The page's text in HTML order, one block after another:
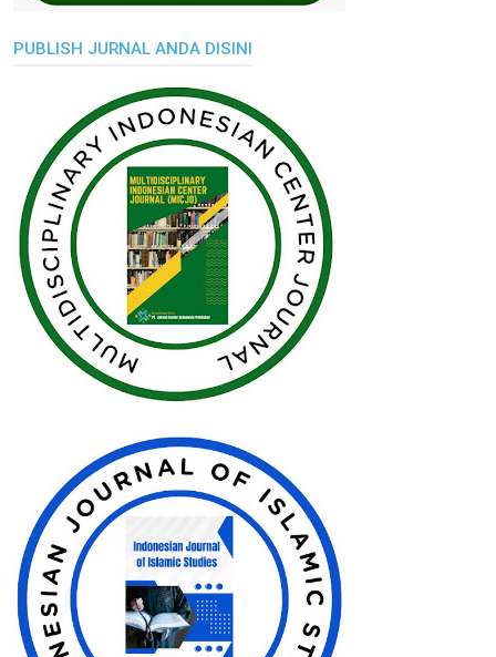
PUBLISH JURNAL ANDA DISINI